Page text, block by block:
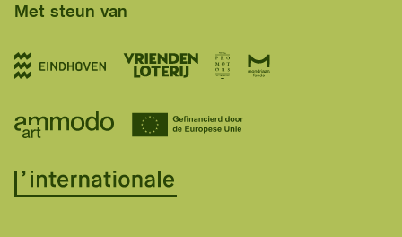
Met steun van